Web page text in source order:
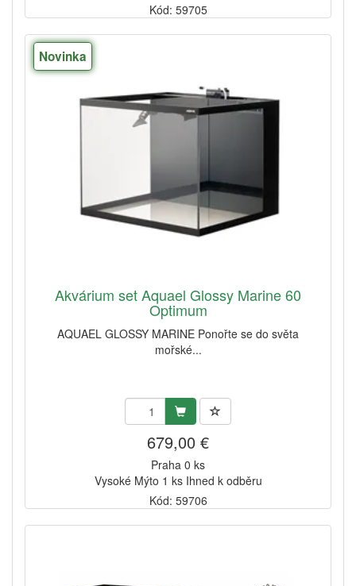
Kód: 59705
Novinka
Akvárium set Aquael Glossy Marine 60
Optimum
AQUAEL GLOSSY MARINE Ponořte se do světa
mořské...
679,00 €
Praha 0 ks
Vysoké Mýto 1 ks Ihned k odběru
Kód: 59706